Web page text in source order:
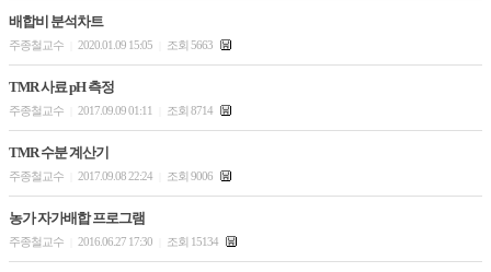
배합비 분석차트
주종철교수 2020.01.09 15:05 조회 5663
TMR 사료 pH 측정
주종철교수 2017.09.09 01:11 조회 8714
TMR 수분 계산기
주종철교수 2017.09.08 22:24 조회 9006
농가 자가배합 프로그램
주종철교수 2016.06.27 17:30 조회 15134